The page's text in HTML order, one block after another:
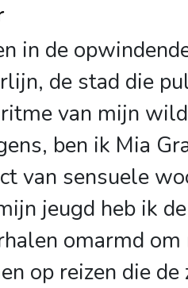
in de
de stad die
van mijn
ben ik Mia
van sensuele
jeugd heb ik
omarmd om
op reizen die de